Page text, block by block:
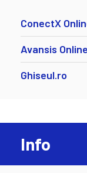
ConectX
Avansis Online
Ghiseul.ro
Info